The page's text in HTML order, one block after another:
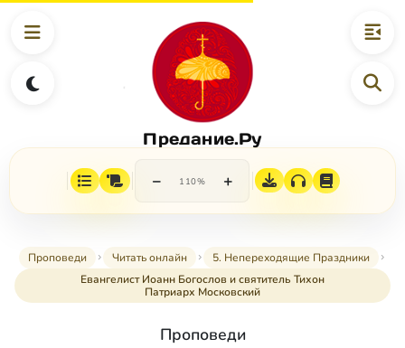
Предание.Ру
− 110% +
Проповеди Читать онлайн
5. Непереходящие Праздники
Евангелист Иоанн Богослов и святитель Тихон
Патриарх Московский
Проповеди